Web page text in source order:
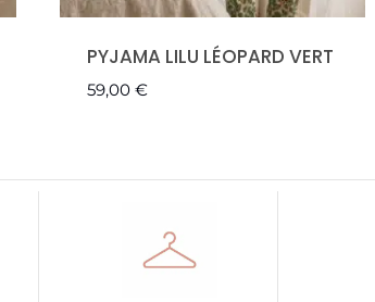
PYJAMA LILU LÉOPARD VERT
59,00 €